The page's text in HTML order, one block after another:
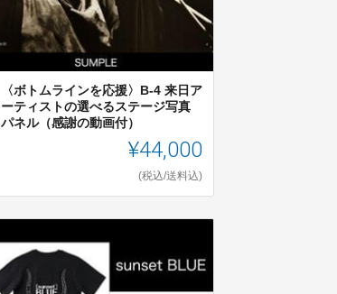
〈ボトムラインを応援〉B-4 来日ア
ーティストの選べるステージ写真
パネル（感謝の動画付）
¥44,000
(税込/送料込)